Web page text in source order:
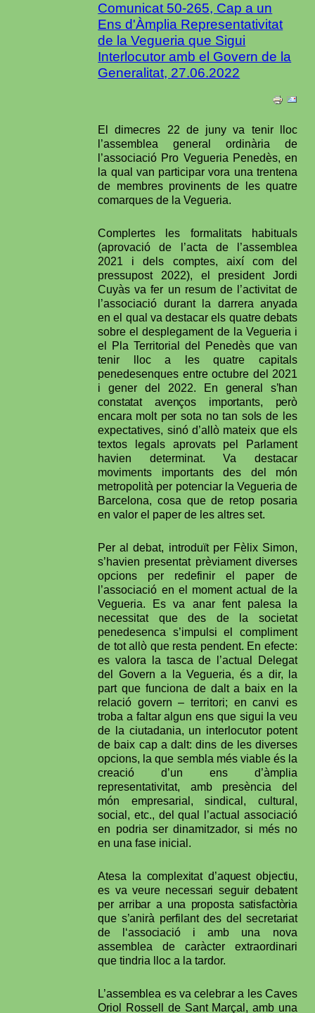
Comunicat 50-265, Cap a un
Ens d'Àmplia Representativitat
de la Vegueria que Sigui
Interlocutor amb el Govern de la
Generalitat, 27.06.2022
El dimecres 22 de juny va tenir lloc
l’assemblea general ordinària de
l’associació Pro Vegueria Penedès, en
la qual van participar vora una trentena
de membres provinents de les quatre
comarques de la Vegueria.
Complertes les formalitats habituals
(aprovació de l’acta de l’assemblea
2021 i dels comptes, així com del
pressupost 2022), el president Jordi
Cuyàs va fer un resum de l’activitat de
l’associació durant la darrera anyada
en el qual va destacar els quatre debats
sobre el desplegament de la Vegueria i
el Pla Territorial del Penedès que van
tenir lloc a les quatre capitals
penedesenques entre octubre del 2021
i gener del 2022.
En general s’han
constatat avenços importants, però
encara molt per sota no tan sols deles
expectatives, sinó d’allò mateix que els
textos legals aprovats pel Parlament
havien determinat. Va destacar
moviments importants des del món
metropolità per potenciar la Vegueria de
Barcelona, cosa que de retop posaria
en valor el paper de les altres set.
Per al debat, introduït per Fèlix Simon,
s’havien presentat prèviament diverses
opcions per redefinir el paper de
l’associació en el moment actual de la
Vegueria. Es va anar fent palesa la
necessitat que des de la societat
penedesenca s’impulsi el compliment
de tot allò que resta pendent. En efecte:
es valora la tasca de l’actual Delegat
del Govern a la Vegueria, és a dir, la
part que funciona de dalt a baix en la
relació govern – territori; en canvi es
troba a faltar algun ens que sigui la veu
de la ciutadania, un interlocutor potent
de baix cap a dalt: dins de les diverses
opcions, la que sembla més viable és la
creació d’un ens d’àmplia
representativitat, amb presència del
món empresarial, sindical, cultural,
social, etc., del qual l’actual associació
en podria ser dinamitzador, si més no
en una fase inicial.
Atesa la complexitat d’aquest objectiu,
es va veure necessari seguir debatent
per arribar a una proposta satisfactòria
que s’anirà perfilant des del secretariat
de l‘associació i ambuna nova
assemblea de caràcter extraordinari
que tindria lloc a la tardor.
L’assemblea es va celebrar a les Caves
Oriol Rossell de Sant Marçal, amb una